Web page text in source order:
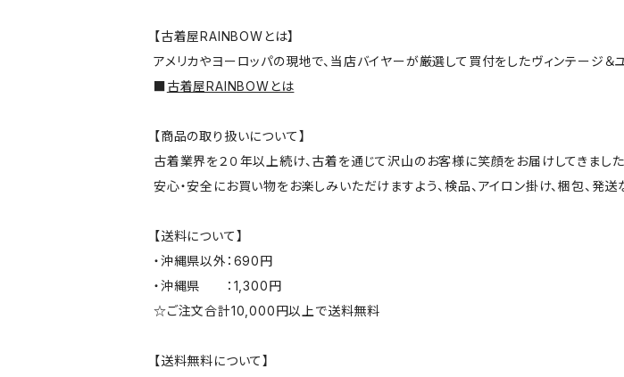
【古着屋RAINBOWとは】
アメリカやヨーロッパの現地で、当店バイヤーが厳選して買付をしたヴィンテージ＆
■古着屋RAINBOWとは
【商品の取り扱いについて】
古着業界を２０年以上続け、古着を通じて沢山のお客様に笑顔をお届けしてきました
安心・安全にお買い物をお楽しみいただけますよう、検品、アイロン掛け、梱包、発
【送料について】
・沖縄県以外：690円
・沖縄県 ：1,300円
☆ご注文合計10,000円以上で送料無料
【送料無料について】